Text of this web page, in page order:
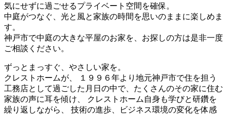
気にせずに過ごせるプライベート空間を確保。
中庭がつなぐ、光と風と家族の時間を思いのままに楽しめま
す。
神戸市で中庭の大きな平屋のお家を、お探しの方は是非一度
ご相談ください。
ずっとまっすぐ、やさしい家を。
クレストホームが、 １９９６年より地元神戸市で住を担う
工務店として過ごした月日の中で、たくさんのその家に住む
家族の声に耳を傾け、 クレストホーム自身も学びと研鑽を
繰り返しながら、 技術の進歩、ビジネス環境の変化を体感